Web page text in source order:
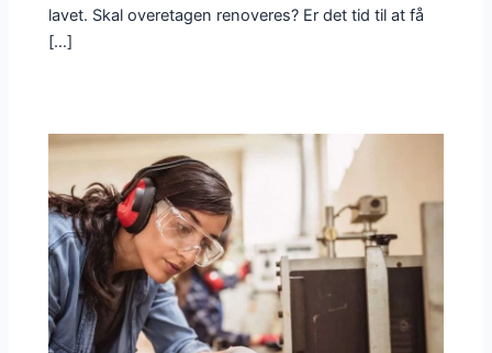
lavet. Skal overetagen renoveres? Er det tid til at få
[…]